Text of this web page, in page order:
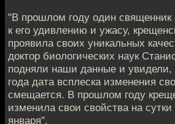
"В прошлом году один священник
к его удивлению и ужасу,
проявила своих уникальных
доктор биологических наук
подняли наши данные и увидели,
года дата всплеска изменения
смещается. В прошлом году
изменила свои свойства на
января".